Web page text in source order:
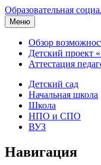
Образовательная
Меню
Обзор
Детский проект
Аттестация
Детский сад
Начальная школа
Школа
НПО и СПО
ВУЗ
Навигация